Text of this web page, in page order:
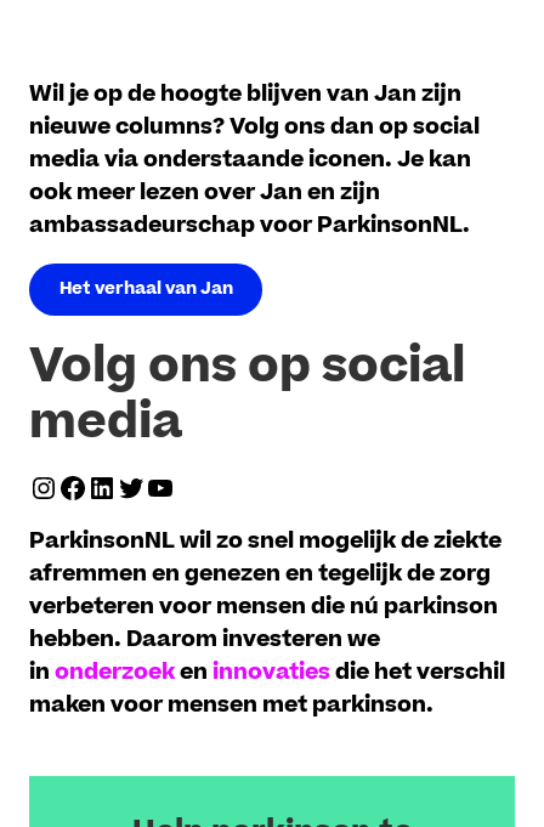
Wil je op de hoogte blijven van Jan zijn
nieuwe columns? Volg ons dan op social
media via onderstaande iconen. Je kan
ook meer lezen over Jan en zijn
ambassadeurschap voor ParkinsonNL.
Het verhaal van Jan
Volg ons op social
media
Instagram
Facebook
LinkedIn
Twitter
YouTube
ParkinsonNL wil zo snel mogelijk de ziekte
afremmen en genezen en tegelijk de zorg
verbeteren voor mensen die nú parkinson
hebben. Daarom investeren we
inonderzoekeninnovatiesdie het verschil
maken voor mensen met parkinson.